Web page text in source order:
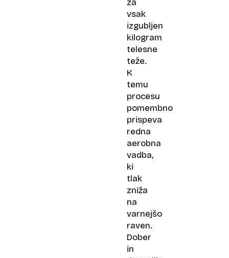
za
vsak
izgubljen
kilogram
telesne
teže.
K
temu
procesu
pomembno
prispeva
redna
aerobna
vadba,
ki
tlak
zniža
na
varnejšo
raven.
Dober
in